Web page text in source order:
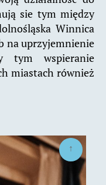
sie tym między
Winnica
na uprzyjemnienie
tym wspieranie
miastach również
↑